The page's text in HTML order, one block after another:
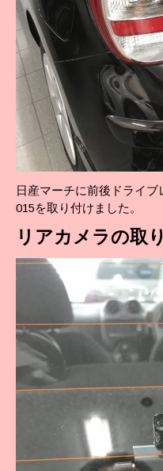
日産マーチに前後ドライ
015を取り付けました。
リアカメラの取